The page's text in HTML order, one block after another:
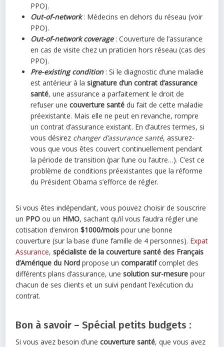
PPO).
Out-of-network: Médecins en dehors du réseau (voir
PPO).
Out-of-network coverage : Couverture de l’assurance
en cas de visite chez un praticien hors réseau (cas des
PPO).
Pre-existing condition : Si le diagnostic d’une maladie
est antérieur à lasignature d’un contrat d’assurance
santé, une assurance a parfaitement le droit de
refuser unecouverture santé du fait de cette maladie
préexistante. Mais elle ne peut en revanche, rompre
un contrat d’assurance existant. En d’autres termes, si
vous désirez changer d’assurance santé, assurez-
vous que vous êtes couvert continuellement pendant
la période de transition (par l’une ou l’autre…). C’est ce
problème de conditions préexistantes que la réforme
du Président Obama s’efforce de régler.
Si vous êtes indépendant, vous pouvez choisir de souscrire
un PPO ou un HMO, sachant qu’il vous faudra régler une
cotisation d’environ$1000/mois pour une bonne
couverture (sur la base d’une famille de 4 personnes). Expat
Assurance,spécialiste de la couverture santé des Français
d’Amérique du Nord propose uncomparatifcomplet des
différents plans d’assurance, unesolution sur-mesure pour
chacun de ses clients et un suivi pendant l’exécution du
contrat.
Bon à savoir – Spécial petits budgets :
Si vous avez besoin d’unecouverture santé, que vous avez